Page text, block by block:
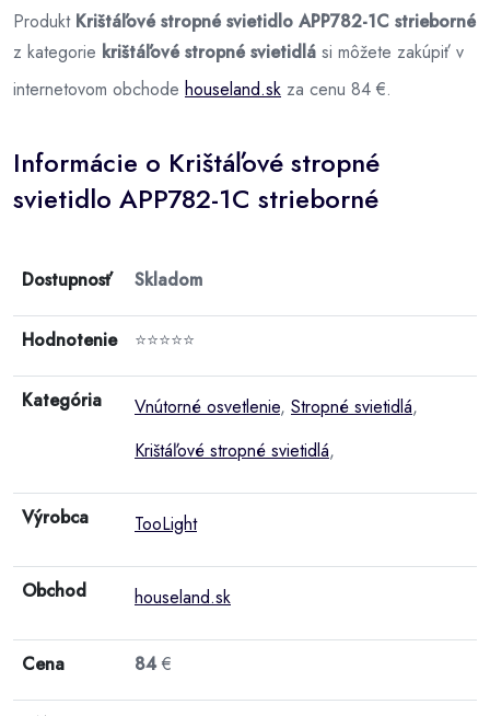
Produkt Krištáľové stropné svietidlo APP782-1C strieborné
z kategorie krištáľové stropné svietidlá si môžete zakúpiť v
internetovom obchode houseland.sk za cenu 84 €.
Informácie o Krištáľové stropné
svietidlo APP782-1C strieborné
Dostupnosť Skladom
Hodnotenie ⭐⭐⭐⭐⭐
Kategória Vnútorné osvetlenie, Stropné svietidlá,
Krištáľové stropné svietidlá,
Výrobca TooLight
Obchod houseland.sk
Cena 84€